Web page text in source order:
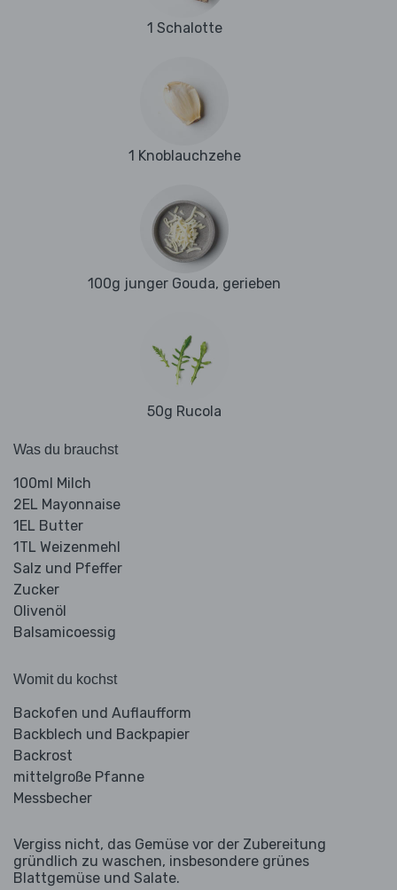
1 Schalotte
1 Knoblauchzehe
100g junger Gouda, gerieben
50g Rucola
Was du brauchst
100ml Milch
2EL Mayonnaise
1EL Butter
1TL Weizenmehl
Salz und Pfeffer
Zucker
Olivenöl
Balsamicoessig
Womit du kochst
Backofen und Auflaufform
Backblech und Backpapier
Backrost
mittelgroße Pfanne
Messbecher
Vergiss nicht, das Gemüse vor der Zubereitung
gründlich zu waschen, insbesondere grünes
Blattgemüse und Salate.